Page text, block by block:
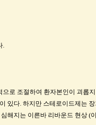
.
로 조절하여 환자본인이 괴롭
있다. 하지만 스테로이드제는
해지는 이른바 리바운드 현상 (